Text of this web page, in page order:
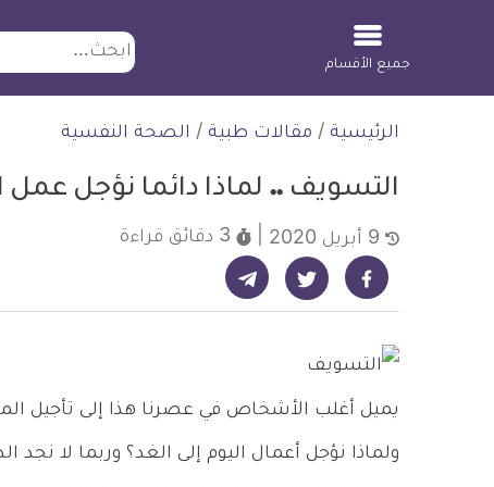
ابحث
جميع الأقسام
الرئيسية / مقالات طبية / الصحة النفسية
التسويف .. لماذا دائما نؤجل عمل
3 دقائق قراءة
شارك على فيسبوك - ديلي ميديكال انفو شارك على تويتر - ديلي ميديكال انفو شارك على تيليجرام - ديلي ميديكال انفو
يميل أغلب الأشخاص في عصرنا هذا إلى تأجيل
ولماذا نؤجل أعمال اليوم إلى الغد؟ وربما لا نجد